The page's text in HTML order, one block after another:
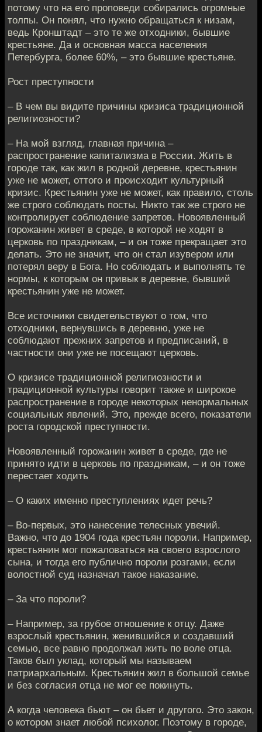
потому что на его проповеди собирались огромные
толпы. Он понял, что нужно обращаться к низам,
ведь Кронштадт – это те же отходники, бывшие
крестьяне. Да и основная масса населения
Петербурга, более 60%, – это бывшие крестьяне.
Рост преступности
– В чем вы видите причины кризиса традиционной
религиозности?
– На мой взгляд, главная причина –
распространение капитализма в России. Жить в
городе так, как жил в родной деревне, крестьянин
уже не может, оттого и происходит культурный
кризис. Крестьянин уже не может, как правило, столь
же строго соблюдать посты. Никто так же строго не
контролирует соблюдение запретов. Новоявленный
горожанин живет в среде, в которой не ходят в
церковь по праздникам, – и он тоже прекращает это
делать. Это не значит, что он стал изувером или
потерял веру в Бога. Но соблюдать и выполнять те
нормы, к которым он привык в деревне, бывший
крестьянин уже не может.
Все источники свидетельствуют о том, что
отходники, вернувшись в деревню, уже не
соблюдают прежних запретов и предписаний, в
частности они уже не посещают церковь.
О кризисе традиционной религиозности и
традиционной культуры говорит также и широкое
распространение в городе некоторых ненормальных
социальных явлений. Это, прежде всего, показатели
роста городской преступности.
Новоявленный горожанин живет в среде, где не
принято идти в церковь по праздникам, – и он тоже
перестает ходить
– О каких именно преступлениях идет речь?
– Во-первых, это нанесение телесных увечий.
Важно, что до 1904 года крестьян пороли. Например,
крестьянин мог пожаловаться на своего взрослого
сына, и тогда его публично пороли розгами, если
волостной суд назначал такое наказание.
– За что пороли?
– Например, за грубое отношение к отцу. Даже
взрослый крестьянин, женившийся и создавший
семью, все равно продолжал жить по воле отца.
Таков был уклад, который мы называем
патриархальным. Крестьянин жил в большой семье
и без согласия отца не мог ее покинуть.
А когда человека бьют – он бьет и другого. Это закон,
о котором знает любой психолог. Поэтому в городе,